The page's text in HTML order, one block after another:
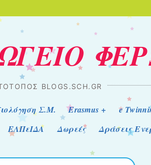
BLOGS.SCH.GR
Σ.Μ. Erasmus + e
ΕΛΠεΙΔΑ Δωρεές Δράσεις